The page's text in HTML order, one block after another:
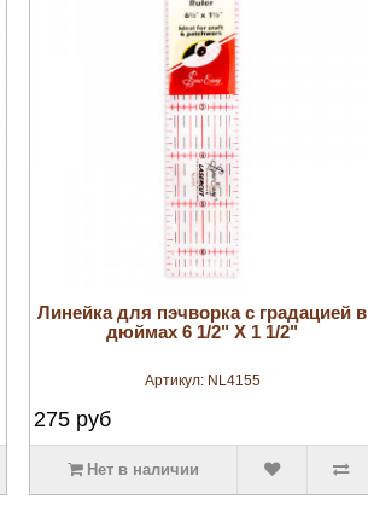
увеличить
Линейка для пэчворка с градацией в
дюймах 6 1/2" X 1 1/2"
Артикул: NL4155
275 руб
Нет в наличии